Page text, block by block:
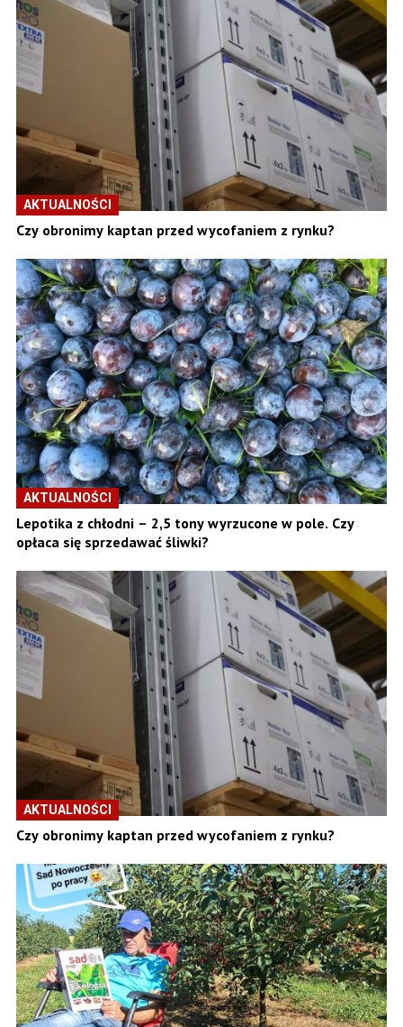
AKTUALNOŚCI
Czy obronimy kaptan przed wycofaniem z rynku?
AKTUALNOŚCI
Lepotika z chłodni – 2,5 tony wyrzucone w pole. Czy
opłaca się sprzedawać śliwki?
AKTUALNOŚCI
Czy obronimy kaptan przed wycofaniem z rynku?